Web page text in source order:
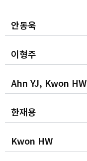
안동욱
이형주
Ahn YJ, Kwon HW
한재용
Kwon HW